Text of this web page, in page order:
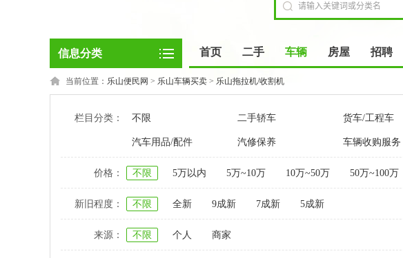
信息分类 首页 二手 车辆 房屋 招聘
当前位置： 乐山便民网 > 乐山车辆买卖 > 乐山拖拉机/收割机
栏目分类： 不限 二手轿车 货车/工程车
汽车用品/配件 汽修保养 车辆收购服务
价格： 不限 5万以内 5万~10万 10万~50万 50万~100万
新旧程度： 不限 全新 9成新 7成新 5成新
来源： 不限 个人 商家